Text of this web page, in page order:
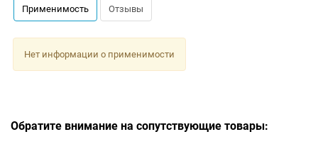
Применимость Отзывы
Нет информации о применимости
Обратите внимание на сопутствующие товары: